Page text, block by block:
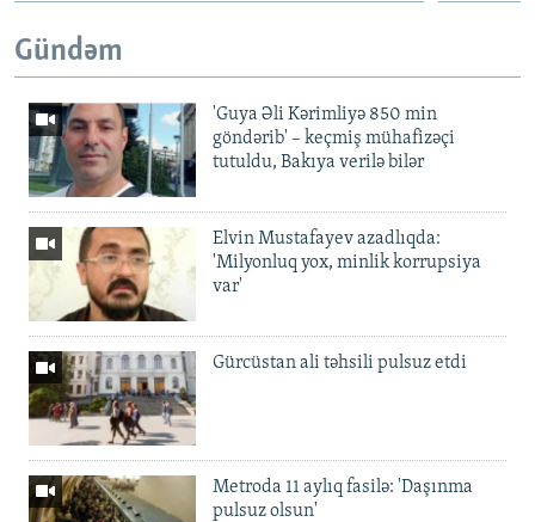
Gündəm
'Guya Əli Kərimliyə 850 min
göndərib' – keçmiş mühafizəçi
tutuldu, Bakıya verilə bilər
Elvin Mustafayev azadlıqda:
'Milyonluq yox, minlik korrupsiya
var'
Gürcüstan ali təhsili pulsuz etdi
Metroda 11 aylıq fasilə: 'Daşınma
pulsuz olsun'